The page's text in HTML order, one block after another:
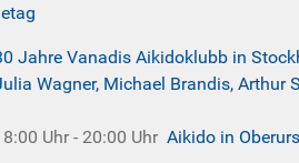
Jahre Vanadis Aikidoklubb in
Wagner, Michael Brandis, Arthur
Uhr - 20:00 Uhr Aikido in